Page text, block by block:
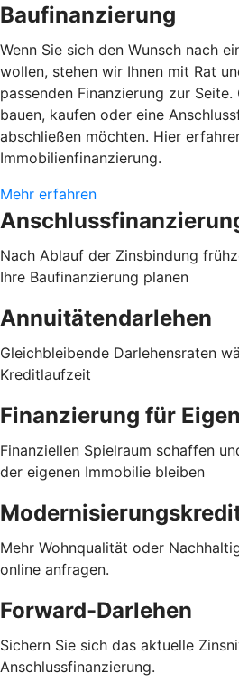
Baufinanzierung
Wenn Sie sich den Wunsch nach
wollen, stehen wir Ihnen mit Rat
passenden Finanzierung zur
bauen, kaufen oder eine
abschließen möchten. Hier
Immobilienfinanzierung.
Mehr erfahren
Nach Ablauf der Zinsbindung
Ihre Baufinanzierung planen
Annuitätendarlehen
Gleichbleibende Darlehensraten
Kreditlaufzeit
Finanzierung für
Finanziellen Spielraum schaffen
der eigenen Immobilie bleiben
Mehr Wohnqualität oder
online anfragen.
Forward-Darlehen
Sichern Sie sich das aktuelle
Anschlussfinanzierung.